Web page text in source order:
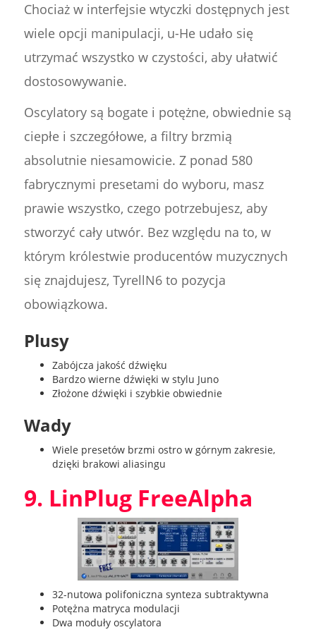
Chociaż w interfejsie wtyczki dostępnych jest
wiele opcji manipulacji, u-He udało się
utrzymać wszystko w czystości, aby ułatwić
dostosowywanie.
Oscylatory są bogate i potężne, obwiednie są
ciepłe i szczegółowe, a filtry brzmią
absolutnie niesamowicie. Z ponad 580
fabrycznymi presetami do wyboru, masz
prawie wszystko, czego potrzebujesz, aby
stworzyć cały utwór. Bez względu na to, w
którym królestwie producentów muzycznych
się znajdujesz, TyrellN6 to pozycja
obowiązkowa.
Plusy
Zabójcza jakość dźwięku
Bardzo wierne dźwięki w stylu Juno
Złożone dźwięki i szybkie obwiednie
Wady
Wiele presetów brzmi ostro w górnym zakresie,
dzięki brakowi aliasingu
9. LinPlug FreeAlpha
32-nutowa polifoniczna synteza subtraktywna
Potężna matryca modulacji
Dwa moduły oscylatora